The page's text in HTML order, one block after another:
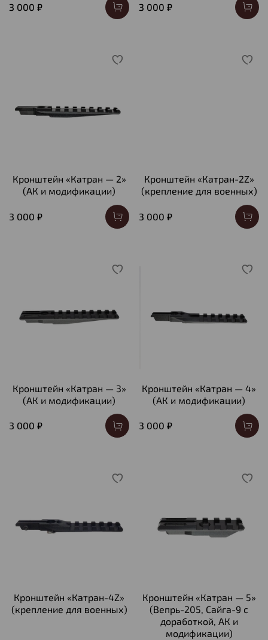
3 000 ₽ 3 000 ₽
Кронштейн «Катран — 2»
(АК и модификации)
3 000 ₽
Кронштейн «Катран-2Z»
(крепление для военных)
3 000 ₽
Кронштейн «Катран — 3»
(АК и модификации)
3 000 ₽
Кронштейн «Катран — 4»
(АК и модификации)
3 000 ₽
Кронштейн «Катран-4Z»
(крепление для военных)
Кронштейн «Катран — 5»
(Вепрь-205, Сайга-9 с
доработкой, АК и
модификации)